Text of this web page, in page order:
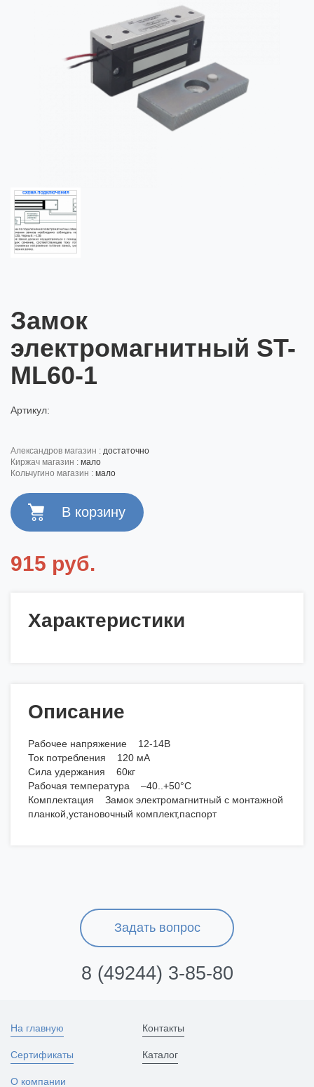
Замок
электромагнитный ST-
ML60-1
Артикул:
александров магазин : достаточно
киржач магазин : мало
кольчугино магазин : мало
915 руб.
Характеристики
Описание
Рабочее напряжение 12-14В
Ток потребления 120 мА
Сила удержания 60кг
Рабочая температура –40..+50°C
Комплектация Замок электромагнитный с монтажной
планкой,установочный комплект,паспорт
Задать вопрос
8 (49244) 3-85-80
На главную
Сертификаты
О компании
Контакты
Каталог